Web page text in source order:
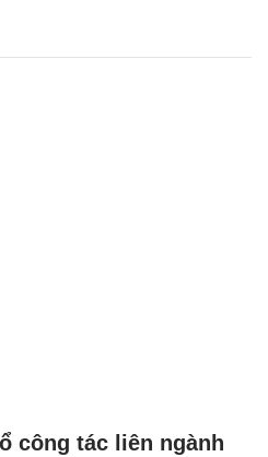
công tác liên ngành